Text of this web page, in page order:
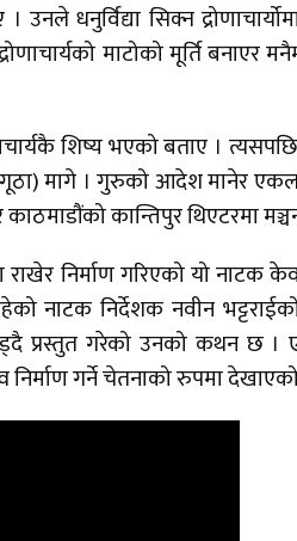
धनुर्विद्या सिक्न
माटोको मूर्ति
शिष्य भएको बताए । त्यसपछि
मागे । गुरुको आदेश मानेर
कान्तिपुर थिएटरमा
राखेर निर्माण गरिएको यो नाटक
नाटक निर्देशक नवीन
गरेको उनको कथन छ ।
गर्ने चेतनाको रुपमा